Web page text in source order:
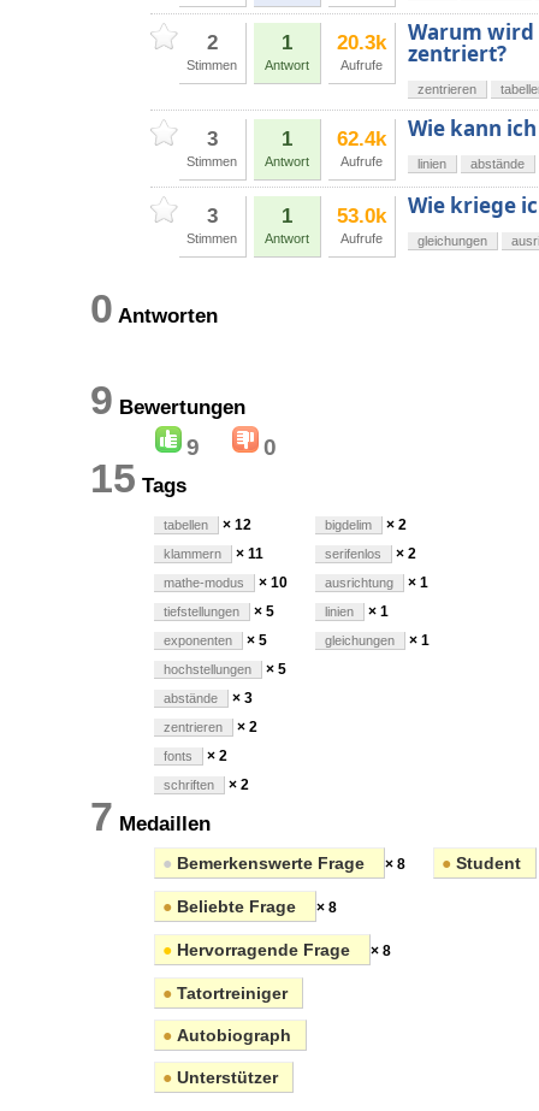
2
Stimmen
1
Antwort
20.3k
Aufrufe
Warum wird
zentriert?
zentrieren
3
Stimmen
1
Antwort
62.4k
Aufrufe
Wie kann
linien abstände
3
Stimmen
1
Antwort
53.0k
Aufrufe
Wie kriege
gleichungen
0 Antworten
9 Bewertungen
9 0
15 Tags
tabellen × 12
klammern × 11
mathe-modus × 10
tiefstellungen × 5
exponenten × 5
hochstellungen × 5
abstände × 3
zentrieren × 2
fonts × 2
schriften × 2
bigdelim × 2
serifenlos × 2
ausrichtung × 1
linien × 1
gleichungen × 1
7 Medaillen
● Bemerkenswerte Frage × 8
● Beliebte Frage × 8
● Hervorragende Frage × 8
● Tatortreiniger
● Autobiograph
● Unterstützer
● Student